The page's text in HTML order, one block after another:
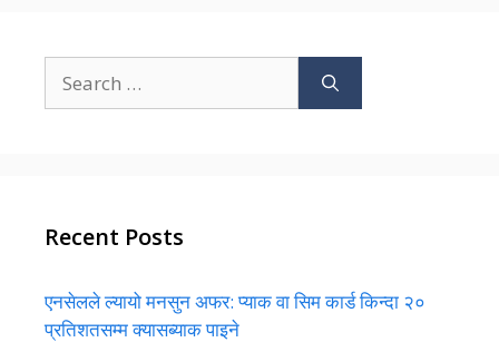
for:
Recent Posts
एनसेलले ल्यायो मनसुन अफर: प्याक वा सिम कार्ड किन्दा २०
प्रतिशतसम्म क्यासब्याक पाइने